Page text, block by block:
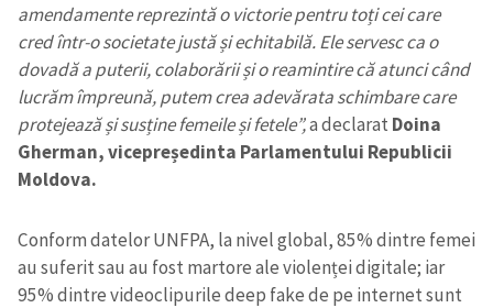
amendamente reprezintă o victorie pentru toți cei care
cred într-o societate justă și echitabilă. Ele servesc ca o
dovadă a puterii, colaborării și o reamintire că atunci când
lucrăm împreună, putem crea adevărata schimbare care
protejează și susține femeile și fetele”,a declarat Doina
Gherman, vicepreședinta Parlamentului Republicii
Moldova.
Conform datelor UNFPA, la nivel global, 85% dintre femei
au suferit sau au fost martore ale violenței digitale; iar
95% dintre videoclipurile deep fake de pe internet sunt